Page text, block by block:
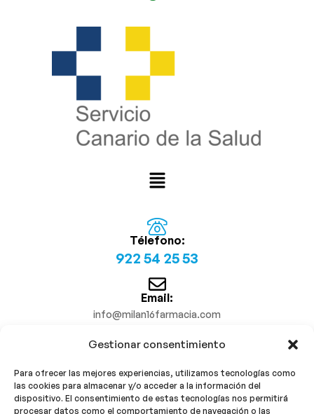
Gestionar consentimiento
Para ofrecer las mejores experiencias, utilizamos tecnologías como
las cookies para almacenar y/o acceder a la información del
dispositivo. El consentimiento de estas tecnologías nos permitirá
procesar datos como el comportamiento de navegación o las
Télefono:
922 54 25 53
Email:
info@milan16farmacia.com
¡Síguenos!